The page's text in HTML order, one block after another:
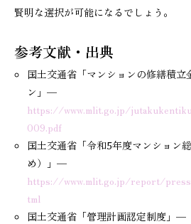
賢明な選択が可能になるでしょう。
参考文献・出典
国土交通省「マンションの修繕積立
ン」—
https://www.mlit.go.jp/
009.pdf
国土交通省「令和5年度マンション
め）」—
https://www.mlit.go.jp/report/
tml
国土交通省「管理計画認定制度」—